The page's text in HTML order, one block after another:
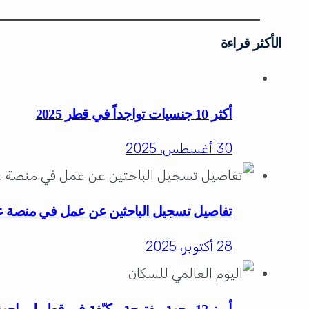
الأكثر قراءة
أكثر 10 جنسيات تواجداً في قطر 2025
30 أغسطس، 2025
تفاصيل تسجيل الباحثين عن عمل في منصة
28 أكتوبر، 2025